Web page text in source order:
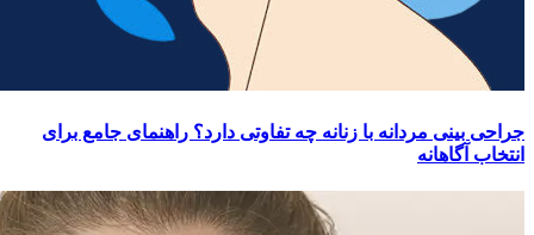
جراحی بینی مردانه با زنانه چه تفاوتی دارد؟ راهنمای جامع برای
انتخاب آگاهانه